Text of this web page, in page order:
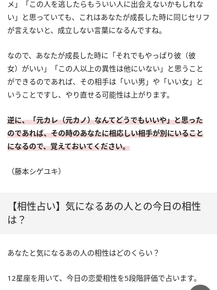
メ」「この人を逃したらもういい人に出会えないかもしれな
い」と思っていても、これはあなたが成長した時に同じセリフ
が言えないと、成立しない言葉になるんですね。
なので、あなたが成長した時に「それでもやっぱり彼（彼
女）がいい」「この人以上の異性は他にいない」と思うこと
ができるのであれば、その相手は「いい男」や「いい女」と
いうことですし、やり直せる可能性は上がります。
逆に、「元カレ（元カノ）なんてどうでもいいや」と思った
のであれば、その時のあなたに相応しい相手が別にいること
になるので、覚えておいてください。
（藤本シゲユキ）
【相性占い】気になるあの人との今日の相性
は？
あなたと気になるあの人の相性はどのくらい？
12星座を用いて、今日の恋愛相性を5段階評価で占います。